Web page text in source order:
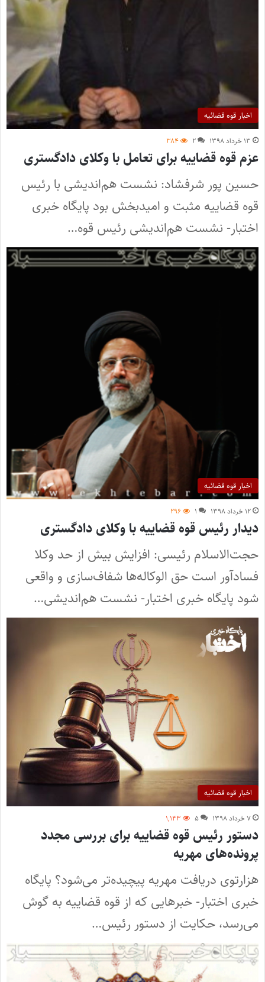
اخبار قوه قضائیه
۱۳ خرداد ۱۳۹۸ ۲ ۳۸۴
عزم قوه قضاییه برای تعامل با وکلای دادگستری
حسین‌ پور شرفشاد: نشست هم‌اندیشی با رئیس
قوه قضاییه مثبت و امیدبخش بود پایگاه خبری
اختبار- نشست هم‌اندیشی رئیس قوه…
اخبار قوه قضائیه
۱۲ خرداد ۱۳۹۸ ۱ ۲۹۶
دیدار رئیس قوه قضاییه با وکلای دادگستری
حجت‌الاسلام رئیسی: افزایش بیش از حد وکلا
فسادآور است حق الوکاله‌ها شفاف‌سازی و واقعی
شود پایگاه خبری اختبار- نشست هم‌اندیشی…
اخبار قوه قضائیه
۷ خرداد ۱۳۹۸ ۵ ۱,۱۴۳
دستور رئیس قوه قضاییه برای بررسی مجدد
پرونده‌های مهریه
هزارتوی دریافت مهریه پیچیده‌تر می‌شود؟ پایگاه
خبری اختبار- خبرهایی که از قوه قضاییه به گوش
می‌رسد، حکایت از دستور رئیس…